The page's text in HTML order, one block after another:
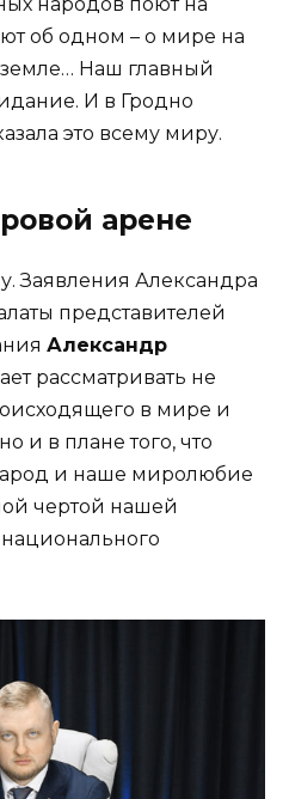
об одном – о мире на
Наш главный
И в Гродно
это всему миру.
арене
Заявления Александра
представителей
Александр
рассматривать не
в мире и
и в плане того, что
и наше миролюбие
чертой нашей